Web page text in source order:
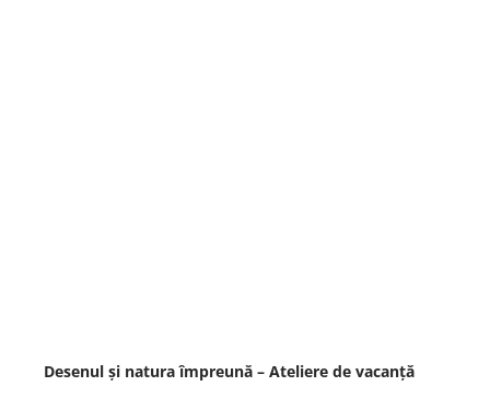
Desenul și natura împreună – Ateliere de vacanță